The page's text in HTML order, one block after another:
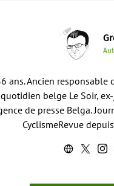
ans. Ancien
belge Le Soir,
de presse Belga.
CyclismeRevue